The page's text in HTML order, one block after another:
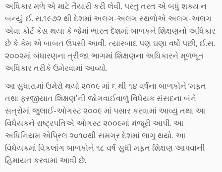
અધિકાર મળે એ માટે તૈયારી કરી લેવી. પરંતુ તરત એ બધું શક્ય ન
બન્યું. ઈ. સ.૧૯૭૨ થી દેશમાં અલગ-અલગ સ્થળોએ અલગ-અલગ
એવા કોર્ટ કેસ થયા કે જેમાં ભારત દેશમાં બાળકને શિક્ષણનો અધિકાર
છે કે કેમ એ બાબત ઉપસી આવી. ત્યારબાદ પણ ઘણા વર્ષો પછી, ઈ.સ.
૨૦૦૨માં બંધારણના ત્રીજા ભાગમાં શિક્ષણના અધિકારને મૂળભૂત
અધિકાર તરીકે ઉમેરવામાં આવ્યો.
આ સુધારામાં ઉમેરો થયો ૨૦૦૯ માં ૬ થી ૧૪ વર્ષના બાળકોને ‘મફત
તથા ફરજીયાત શિક્ષણ’ની જોગવાઈવાળું વિધેયક સંસદના બંને
સત્રોમાં જુલાઈ-ઓગસ્ટ ૨૦૦૯ માં પસાર કરવામાં આવ્યું તથા આ
વિધેયકને રાષ્ટ્રપતિએ ઓગસ્ટ ૨૦૦૯માં મંજૂરી આપી. આ
અધિનિયમ એપ્રિલ ૨૦૧૦થી સમગ્ર દેશમાં લાગુ થયો. આ
વિધેયકમાં વિકલાંગ બાળકોને ૧૮ વર્ષ સુધી મફત શિક્ષણ આપવાની
હિમાયત કરવામાં આવી છે.